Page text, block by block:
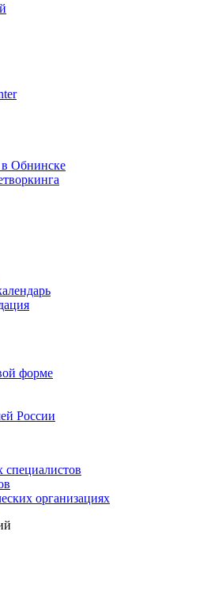
Обнинске
форме
России
специалистов
организациях